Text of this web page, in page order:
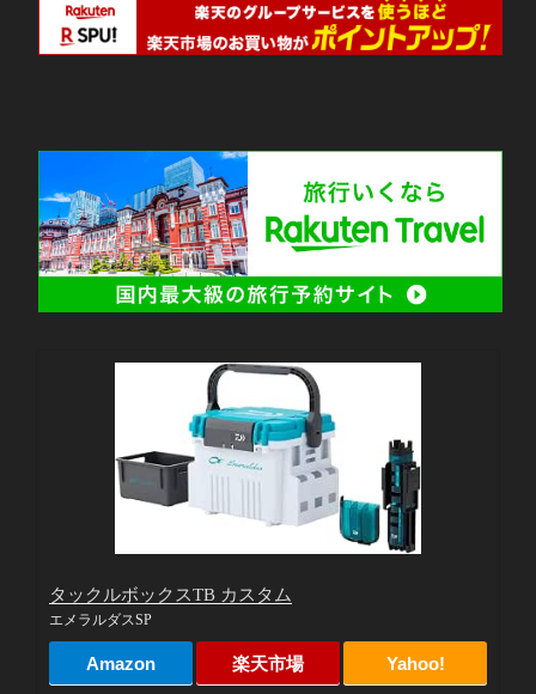
タックルボックスTB カスタム
エメラルダスSP
Amazon 楽天市場 Yahoo!